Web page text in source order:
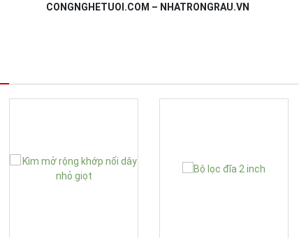
CONGNGHETUOI.COM – NHATRONGRAU.VN